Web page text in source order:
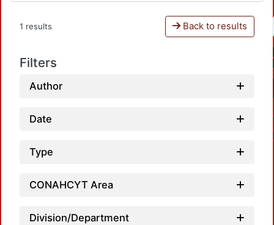
1 results Back to results
Filters
Author
Date
Type
CONAHCYT Area
Division/Department